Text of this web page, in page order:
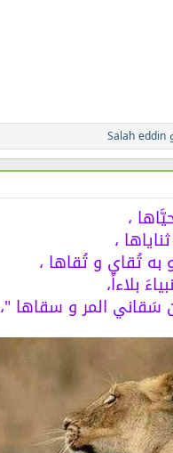
Salah eddin
،
،
به تُقاي و تُقاها ،
بلاءاً،
سَقاني المر و سقاها "،